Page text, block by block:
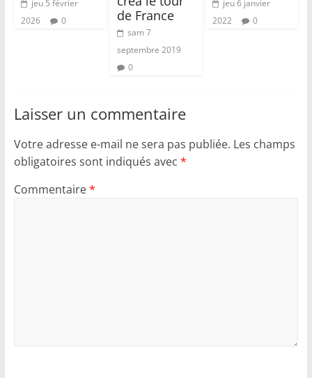
jeu 5 février
2026
0
de France
sam 7
septembre 2019
0
jeu 6 janvier
2022
0
Laisser un commentaire
Votre adresse e-mail ne sera pas publiée. Les champs
obligatoires sont indiqués avec *
Commentaire*